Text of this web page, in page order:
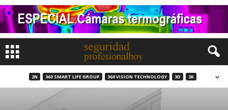
2N 360 SMART LIFE GROUP 360 VISION TECHNOLOGY 3D 3K